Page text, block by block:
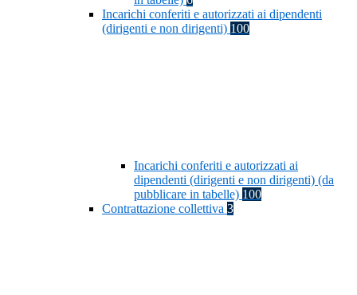
Incarichi conferiti e autorizzati ai dipendenti
(dirigenti e non dirigenti) 100
Incarichi conferiti e autorizzati ai
dipendenti (dirigenti e non dirigenti) (da
pubblicare in tabelle) 100
Contrattazione collettiva 3